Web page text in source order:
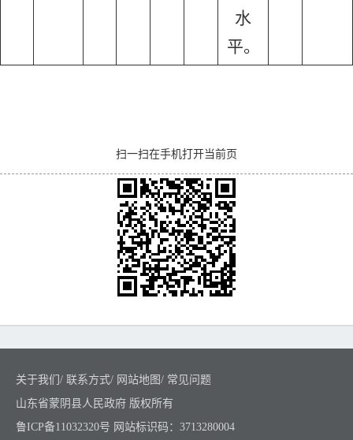
水
平。
扫一扫在手机打开当前页
关于我们 / 联系方式/ 网站地图/ 常见问题
山东省蒙阴县人民政府 版权所有
鲁ICP备11032320号 网站标识码：3713280004